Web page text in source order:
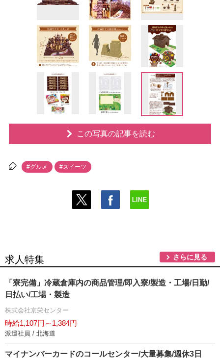
この写真の記事を読む
#グルメ #スイーツ
求人特集 さらに見る
「寮完備」冷蔵倉庫内の商品管理/即入寮/製造・工場/日勤/
日払い/工場・製造
株式会社京栄センター
時給1,107円～1,384円
派遣社員 / 北海道
マイナンバーカードのコールセンター/大量募集/週休3日